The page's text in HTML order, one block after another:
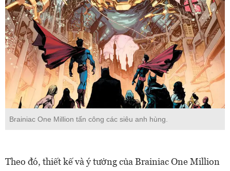
Brainiac One Million tấn công các siêu anh hùng.
Theo đó, thiết kế và ý tưởng của Brainiac One Million